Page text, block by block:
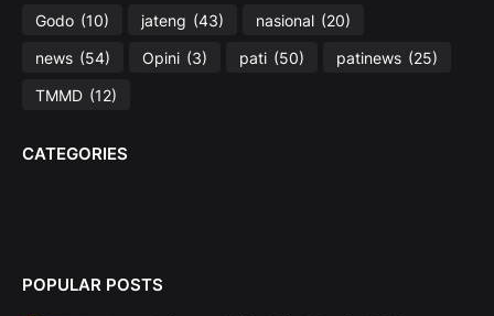
Godo (10) jateng (43) nasional (20)
news (54) Opini (3) pati (50) patinews (25)
TMMD (12)
CATEGORIES
POPULAR POSTS